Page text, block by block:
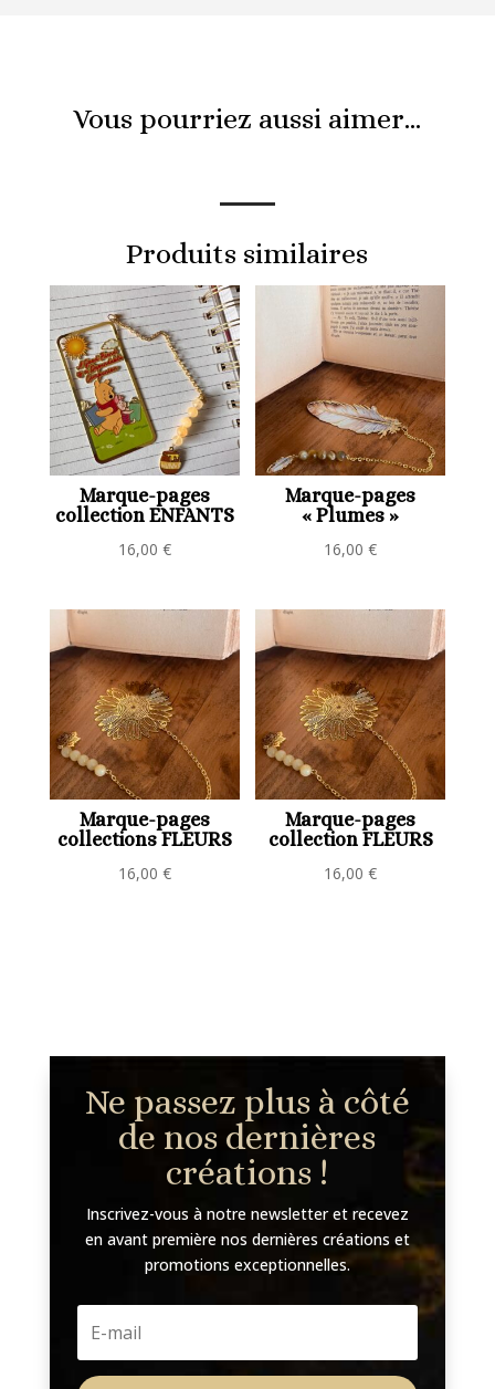
Vous pourriez aussi aimer…
Produits similaires
Marque-pages
collection ENFANTS
16,00 €
Marque-pages
« Plumes »
16,00€
Marque-pages
collections FLEURS
16,00 €
Marque-pages
collection FLEURS
16,00€
Ne passez plus à côté
de nos dernières
créations !
Inscrivez-vous à notre newsletter et recevez
en avant première nos dernières créations et
promotions exceptionnelles.